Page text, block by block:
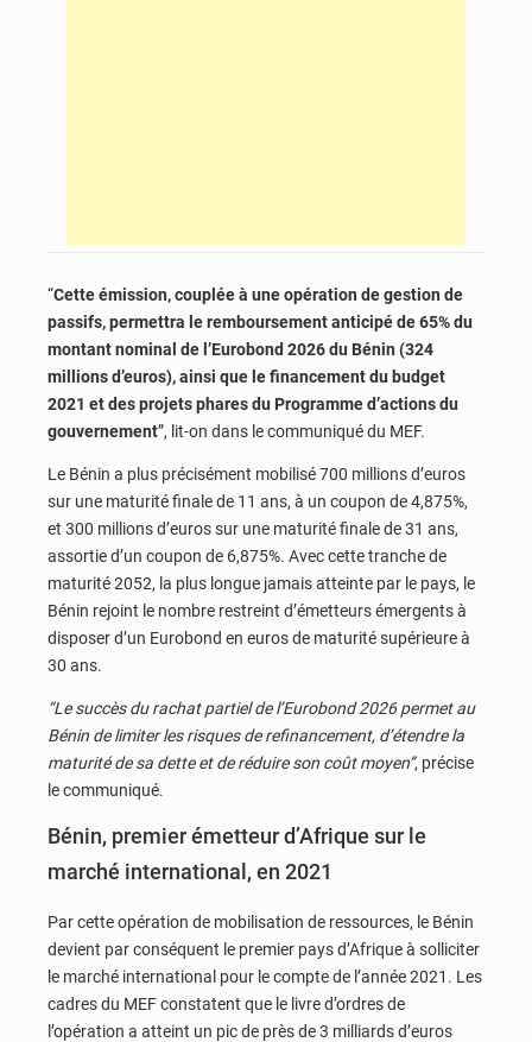
“Cette émission, couplée à une opération de gestion de
passifs, permettra le remboursement anticipé de 65% du
montant nominal de l’Eurobond 2026 du Bénin (324
millions d’euros), ainsi que le financement du budget
2021 et des projets phares du Programme d’actions du
gouvernement”, lit-on dans le communiqué du MEF.
Le Bénin a plus précisément mobilisé 700 millions d’euros
sur une maturité finale de 11 ans, à un coupon de 4,875%,
et 300 millions d’euros sur une maturité finale de 31 ans,
assortie d’un coupon de 6,875%. Avec cette tranche de
maturité 2052, la plus longue jamais atteinte par le pays, le
Bénin rejoint le nombre restreint d’émetteurs émergents à
disposer d’un Eurobond en euros de maturité supérieure à
30 ans.
“Le succès du rachat partiel de l’Eurobond 2026 permet au
Bénin de limiter les risques de refinancement, d’étendre la
maturité de sa dette et de réduire son coût moyen”, précise
le communiqué.
Bénin, premier émetteur d’Afrique sur le
marché international, en 2021
Par cette opération de mobilisation de ressources, le Bénin
devient par conséquent le premier pays d’Afrique à solliciter
le marché international pour le compte de l’année 2021. Les
cadres du MEF constatent que le livre d’ordres de
l’opération a atteint un pic de près de 3 milliards d’euros